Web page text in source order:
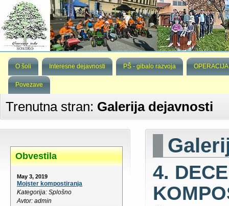
O šoli Interesne dejavnosti PŠ - gibalo razvoja
Povezave
Trenutna stran: Galerija dejavnosti
Obvestila
May 3, 2019
Mojster kompostiranja
Kategorija: Splošno
Avtor: admin
4.